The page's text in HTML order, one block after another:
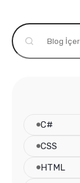
C#
CSS
HTML